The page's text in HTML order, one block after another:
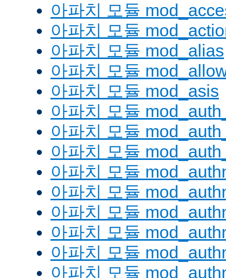
아파치 모듈
아파치 모듈
아파치 모듈 mod_alias
아파치 모듈
아파치 모듈 mod_asis
아파치 모듈
아파치 모듈
아파치 모듈
아파치 모듈
아파치 모듈
아파치 모듈
아파치 모듈
아파치 모듈
아파치 모듈